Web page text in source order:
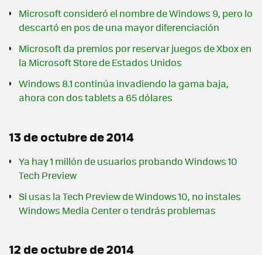
Microsoft consideró el nombre de Windows 9, pero lo
descartó en pos de una mayor diferenciación
Microsoft da premios por reservar juegos de Xbox en
la Microsoft Store de Estados Unidos
Windows 8.1 continúa invadiendo la gama baja,
ahora con dos tablets a 65 dólares
13 de octubre de 2014
Ya hay 1 millón de usuarios probando Windows 10
Tech Preview
Si usas la Tech Preview de Windows 10, no instales
Windows Media Center o tendrás problemas
12 de octubre de 2014